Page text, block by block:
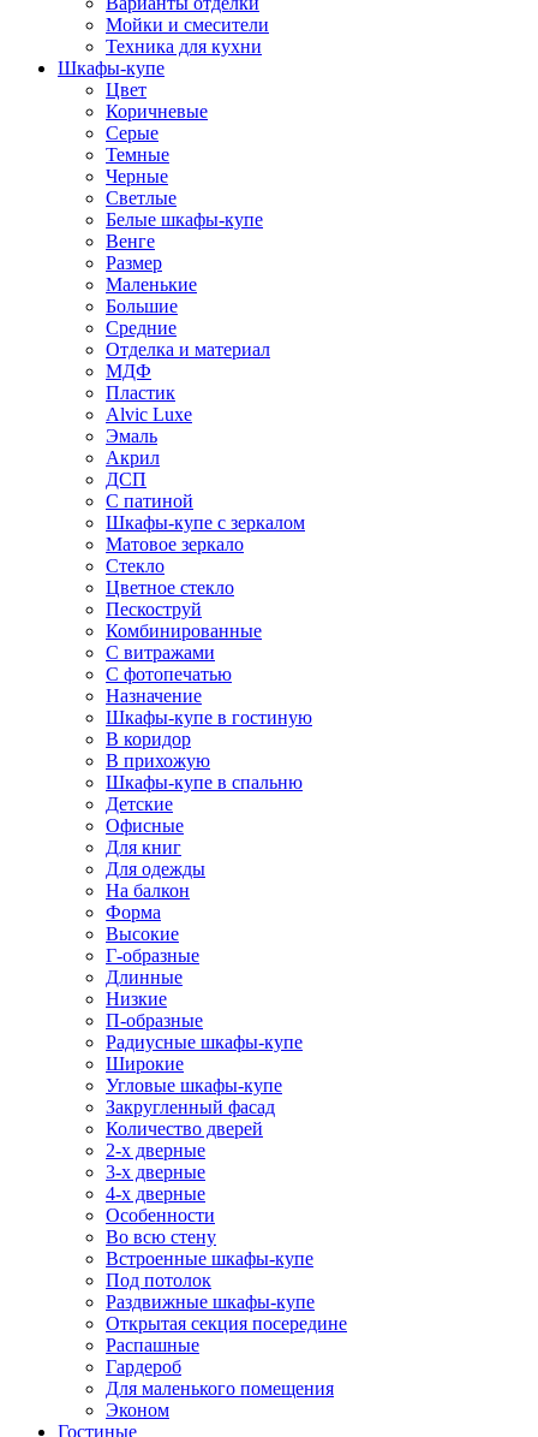
Мойки и смесители
Техника для кухни
Шкафы-купе
Цвет
Коричневые
Серые
Темные
Черные
Светлые
Белые шкафы-купе
Венге
Размер
Маленькие
Большие
Средние
Отделка и материал
МДФ
Пластик
Alvic Luxe
Эмаль
Акрил
ДСП
С патиной
Шкафы-купе с зеркалом
Матовое зеркало
Стекло
Цветное стекло
Пескоструй
Комбинированные
С витражами
С фотопечатью
Назначение
Шкафы-купе в гостиную
В коридор
В прихожую
Шкафы-купе в спальню
Детские
Офисные
Для книг
Для одежды
На балкон
Форма
Высокие
Г-образные
Длинные
Низкие
П-образные
Радиусные шкафы-купе
Широкие
Угловые шкафы-купе
Закругленный фасад
Количество дверей
2-х дверные
3-х дверные
4-х дверные
Особенности
Во всю стену
Встроенные шкафы-купе
Под потолок
Раздвижные шкафы-купе
Открытая секция посередине
Распашные
Гардероб
Для маленького помещения
Эконом
Гостиные